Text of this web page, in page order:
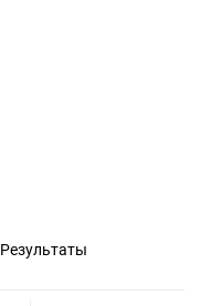
Результаты